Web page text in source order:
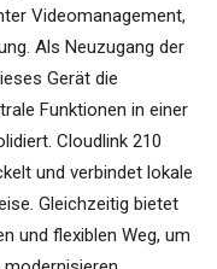
Videomanagement,
Als Neuzugang der
Gerät die
Funktionen in einer
Cloudlink 210
und verbindet lokale
Gleichzeitig bietet
und flexiblen Weg, um